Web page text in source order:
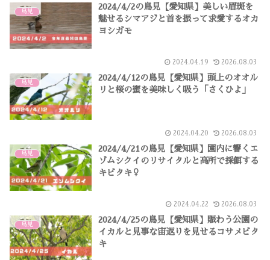
鳥見
2024/4/2の鳥見【愛知県】美しい眉斑を
魅せるシマアジと首を振って求愛するオカ
ヨシガモ
2024.04.19 2026.08.03
鳥見
2024/4/12の鳥見【愛知県】頭上のオオル
リと桜の蜜を美味しく吸う「さくひよ」
2024.04.20 2026.08.03
鳥見
2024/4/21の鳥見【愛知県】園内に響くエ
ゾムシクイのリサイタルと高所で採餌する
キビタキ♀
2024.04.22 2026.08.03
鳥見
2024/4/25の鳥見【愛知県】賑わう公園の
イカルと見事な宙返りを見せるコサメビタ
キ